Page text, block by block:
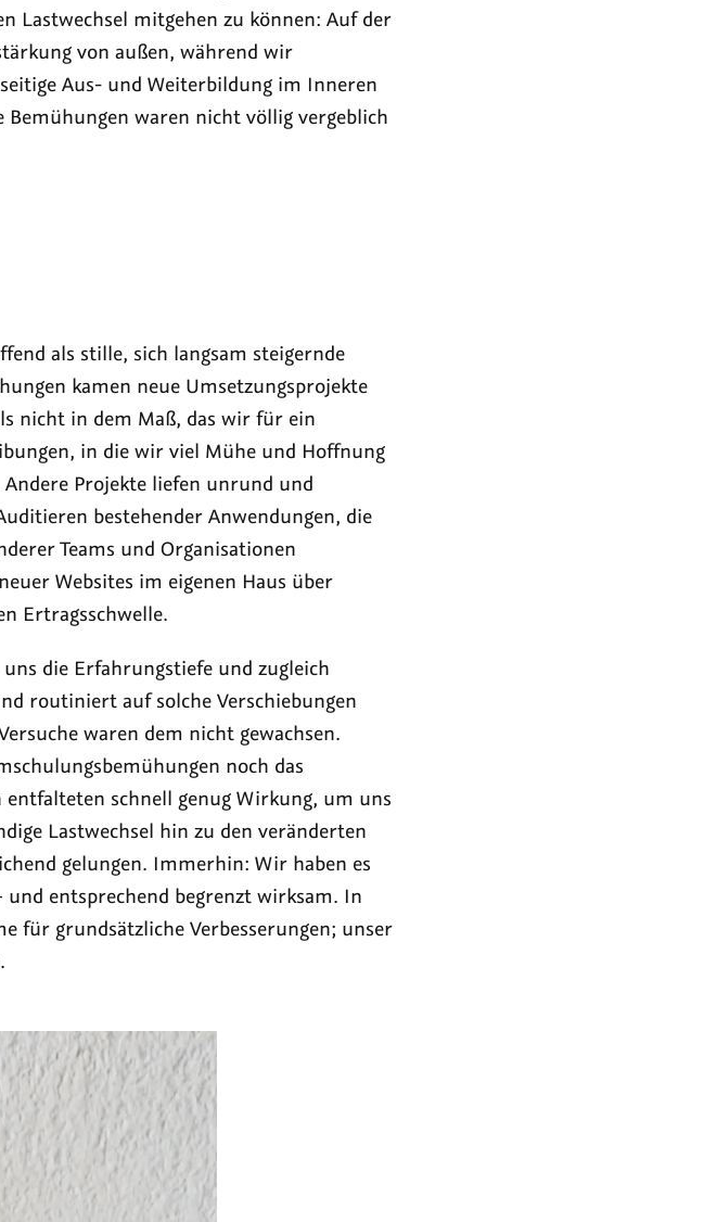
Lastwechsel mitgehen zu können: Auf der
von außen, während wir
Aus- und Weiterbildung im Inneren
waren nicht völlig vergeblich
als stille, sich langsam steigernde
kamen neue Umsetzungsprojekte
nicht in dem Maß, das wir für ein
in die wir viel Mühe und Hoffnung
Projekte liefen unrund und
bestehender Anwendungen, die
Teams und Organisationen
Websites im eigenen Haus über
Ertragsschwelle.
die Erfahrungstiefe und zugleich
routiniert auf solche Verschiebungen
waren dem nicht gewachsen.
noch das
schnell genug Wirkung, um uns
Lastwechsel hin zu den veränderten
gelungen. Immerhin: Wir haben es
entsprechend begrenzt wirksam. In
für grundsätzliche Verbesserungen; unser